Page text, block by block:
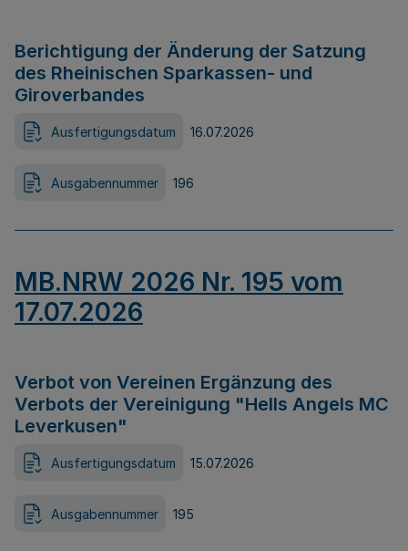
Berichtigung der Änderung der Satzung
des Rheinischen Sparkassen- und
Giroverbandes
Ausfertigungsdatum 16.07.2026
Ausgabennummer 196
MB.NRW 2026 Nr. 195 vom
17.07.2026
Verbot von Vereinen Ergänzung des
Verbots der Vereinigung "Hells Angels MC
Leverkusen"
Ausfertigungsdatum 15.07.2026
Ausgabennummer 195